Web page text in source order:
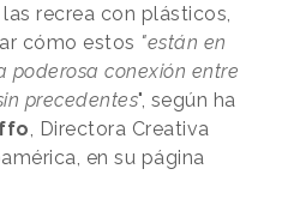
recrea con plásticos,
cómo estos "están en
poderosa conexión entre
precedentes", según ha
, Directora Creativa
en su página